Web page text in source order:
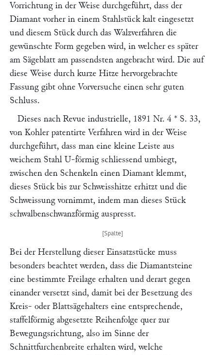
Vorrichtung in der Weise durchgeführt, dass der
Diamant vorher in einem Stahlstück kalt eingesetzt
und diesem Stück durch das Walzverfahren die
gewünschte Form gegeben wird, in welcher es später
am Sägeblatt am passendsten angebracht wird. Die auf
diese Weise durch kurze Hitze hervorgebrachte
Fassung gibt ohne Vorversuche einen sehr guten
Schluss.
Dieses nach Revue industrielle, 1891 Nr. 4 * S. 33,
von Kohlerpatentirte Verfahren wird in der Weise
durchgeführt, dass man eine kleine Leiste aus
weichem Stahl U-förmig schliessend umbiegt,
zwischen den Schenkeln einen Diamant klemmt,
dieses Stück bis zur Schweisshitze erhitzt und die
Schweissung vornimmt, indem man dieses Stück
schwalbenschwanzförmig auspresst.
Bei der Herstellung dieser Einsatzstücke muss
besonders beachtet werden, dass die Diamantsteine
eine bestimmte Freilage erhalten und derart gegen
einander versetzt sind, damit bei der Besetzung des
Kreis- oder Blattsägehalters eine entsprechende,
staffelförmig abgesetzte Reihenfolge quer zur
Bewegungsrichtung, also im Sinne der
Schnittfurchenbreite erhalten wird, welche